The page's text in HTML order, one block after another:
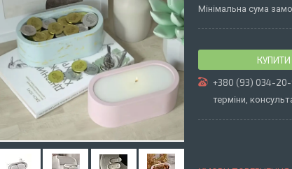
Мінімальна сума
КУПИТИ
+380 (93) 034-20-
терміни,